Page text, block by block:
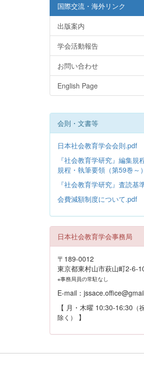
国際交流・海外リンク
出版案内
学会活動報告
お問い合わせ
English Page
会則・文書等
日本社会教育学会会則.pdf
『社会教育学研究』編集規
規程・執筆要領（第59巻～
『社会教育学研究』査読基
会費減額制度について.pdf
日本社会教育学会事務局
〒189-0012
東京都東村山市萩山町2-6-
※事務局員の常駐なし
E-mail：
【 月・木曜 10:30-16:30 （
除く）
】